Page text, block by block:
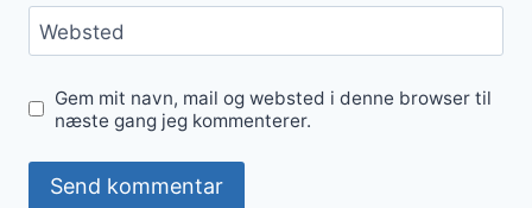
Websted
Gem mit navn, mail og websted i denne browser til
næste gang jeg kommenterer.